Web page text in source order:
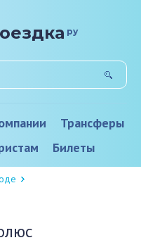
ру
Трансферы
Билеты